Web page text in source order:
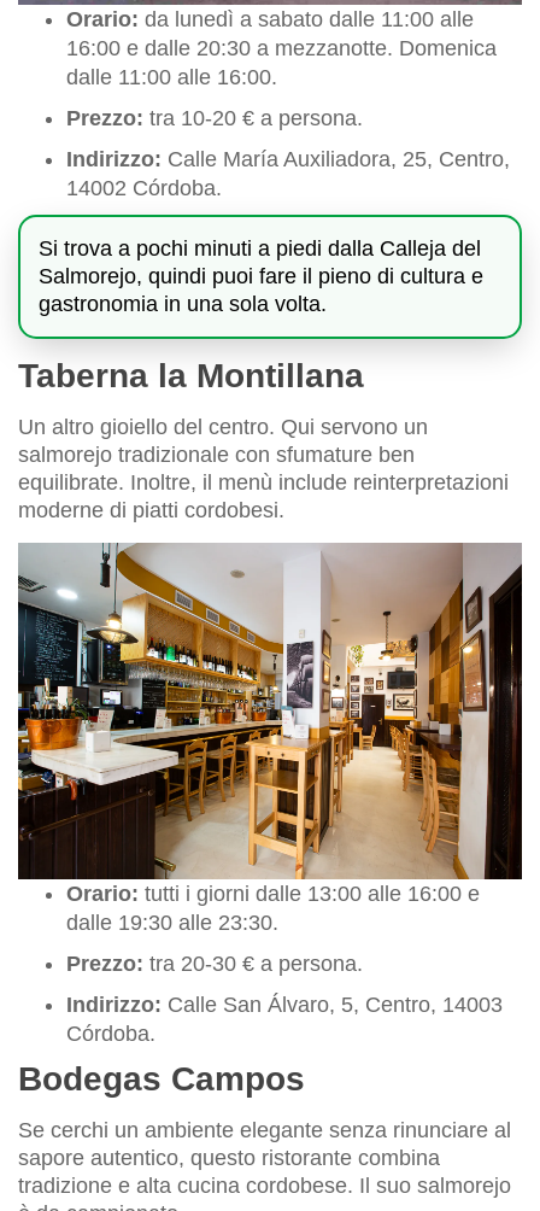
Orario: da lunedì a sabato dalle 11:00 alle
16:00 e dalle 20:30 a mezzanotte. Domenica
dalle 11:00 alle 16:00.
Prezzo: tra 10-20 € a persona.
Indirizzo: Calle María Auxiliadora, 25, Centro,
14002 Córdoba.
Si trova a pochi minuti a piedi dalla Calleja del
Salmorejo, quindi puoi fare il pieno di cultura e
gastronomia in una sola volta.
Taberna la Montillana
Un altro gioiello del centro. Qui servono un
salmorejo tradizionale con sfumature ben
equilibrate. Inoltre, il menù include reinterpretazioni
moderne di piatti cordobesi.
Orario: tutti i giorni dalle 13:00 alle 16:00 e
dalle 19:30 alle 23:30.
Prezzo: tra 20-30 € a persona.
Indirizzo: Calle San Álvaro, 5, Centro, 14003
Córdoba.
Bodegas Campos
Se cerchi un ambiente elegante senza rinunciare al
sapore autentico, questo ristorante combina
tradizione e alta cucina cordobese. Il suo salmorejo